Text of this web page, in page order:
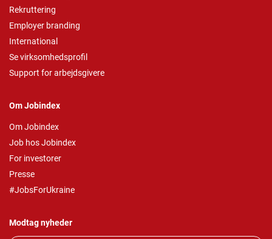
Rekruttering
Employer branding
International
Se virksomhedsprofil
Support for arbejdsgivere
Om Jobindex
Om Jobindex
Job hos Jobindex
For investorer
Presse
#JobsForUkraine
Modtag nyheder